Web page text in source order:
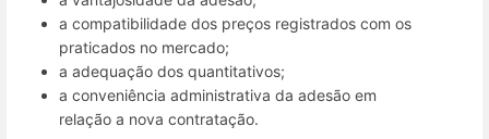
a compatibilidade dos preços registrados com os
praticados no mercado;
a adequação dos quantitativos;
a conveniência administrativa da adesão em
relação a nova contratação.